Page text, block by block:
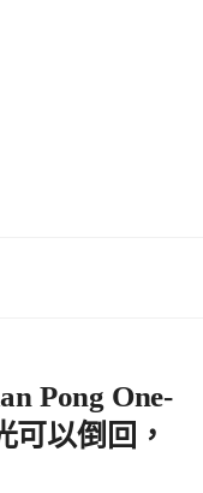
Pong One-
可以倒回，